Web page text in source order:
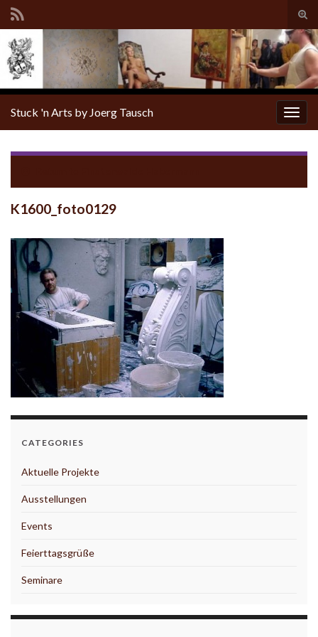
Stuck 'n Arts by Joerg Tausch
K1600_foto0129
CATEGORIES
Aktuelle Projekte
Ausstellungen
Events
Feierttagsgrüße
Seminare